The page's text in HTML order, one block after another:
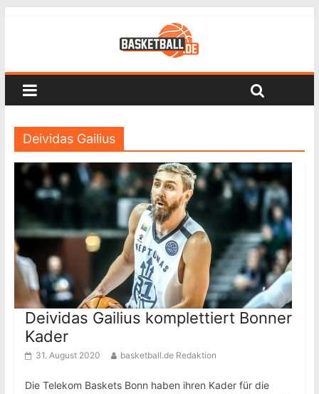
Deividas Gailius
Deividas Gailius komplettiert Bonner
Kader
31. August 2020 basketball.de Redaktion
Die Telekom Baskets Bonn haben ihren Kader für die